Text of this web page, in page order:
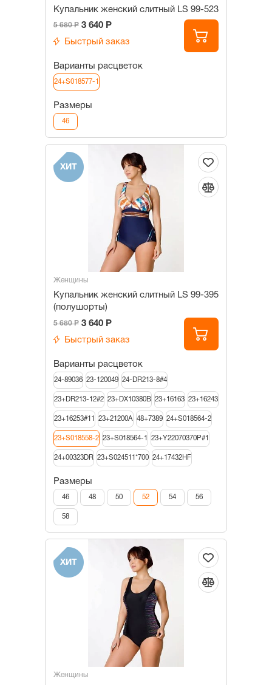
Купальник женский слитный LS 99-523
5 680 Р 3 640 Р
Быстрый заказ
Варианты расцветок
24+S018577-1
Размеры
46
ХИТ
Женщины
Купальник женский слитный LS 99-395
(полушорты)
5 680 Р 3 640 Р
Быстрый заказ
Варианты расцветок
24-89036 23-120049 24-DR213-8#4
23+DR213-12#2 23+DX10380B 23+16163 23+16243
23+16253#11 23+21200A 48+7389 24+S018564-2
23+S018558-2 23+S018564-1 23+Y22070370P#1
24+00323DR 23+S024511*700 24+17432HF
Размеры
46 48 50 52 54 56
58
ХИТ
Женщины